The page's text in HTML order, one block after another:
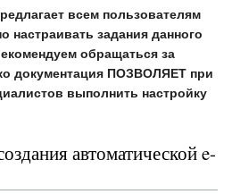
всем пользователям
настраивать задания данного
обращаться за
документация ПОЗВОЛЯЕТ при
выполнить настройку
автоматической e-